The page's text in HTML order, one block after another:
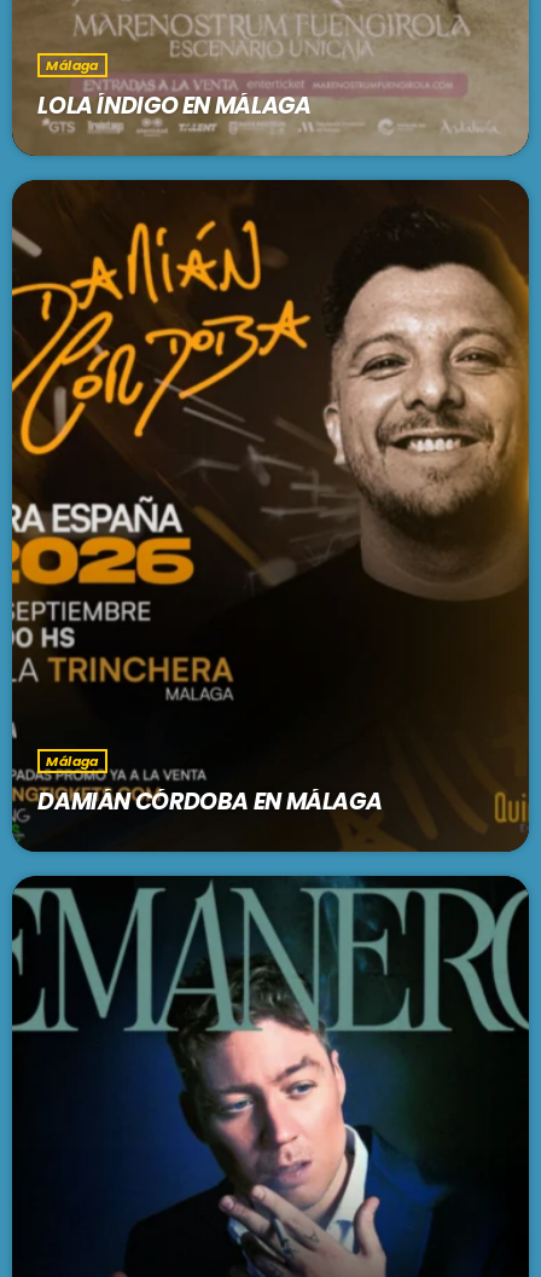
Málaga
LOLA ÍNDIGO EN MÁLAGA
Málaga
DAMIÁN CÓRDOBA EN MÁLAGA